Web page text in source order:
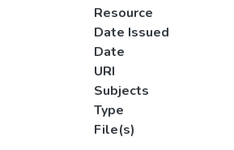
Resource
Date Issued
Date
URI
Subjects
Type
File(s)